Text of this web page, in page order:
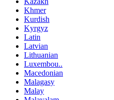
Khmer
Kurdish
Kyrgyz
Latin
Latvian
Lithuanian
Luxembou..
Macedonian
Malagasy
Malay